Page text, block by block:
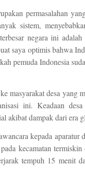
yang
sistem,
negara ini
saya optimis bahwa
pemuda Indonesia
desa yang
ini. Keadaan
akibat dampak dari era
kepada aparatur
kecamatan
tempuh 15 menit